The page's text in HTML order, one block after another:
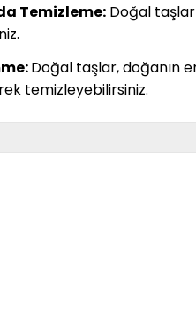
Temizleme: Doğal
Doğal taşlar, doğanın
temizleyebilirsiniz.